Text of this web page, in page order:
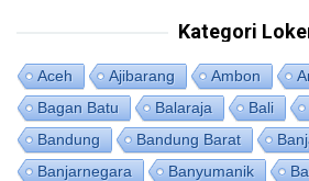
Kategori
Aceh Ajibarang Ambon
Bagan Batu
Balaraja Bali
Bandung
Bandung Barat
Banjarnegara
Banyumanik